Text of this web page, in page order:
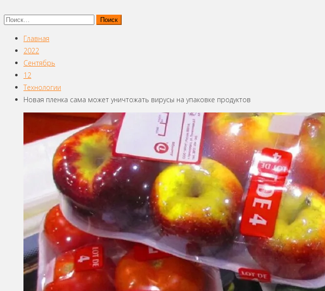
Найти:
Главная
2022
Сентябрь
12
Технологии
Новая пленка сама может уничтожать вирусы на упаковке продуктов